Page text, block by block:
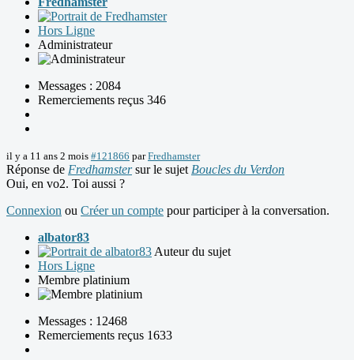
Hors Ligne
Administrateur
Messages : 2084
Remerciements reçus 346
il y a 11 ans 2 mois #121866 parFredhamster
Réponse de Fredhamstersur le sujet Boucles du Verdon
Oui, en vo2. Toi aussi ?
Connexion ou Créer un compte pour participer à la conversation.
albator83
Auteur du sujet
Hors Ligne
Membre platinium
Messages : 12468
Remerciements reçus 1633